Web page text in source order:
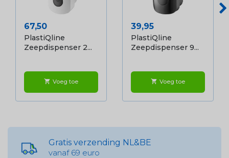
Prijs
67,50
PlastiQline
Zeepdispenser 2...
shopping_cart Voeg toe
Prijs
39,95
PlastiQline
Zeepdispenser 9...
shopping_cart Voeg toe
Gratis verzending NL&BE
vanaf 69 euro